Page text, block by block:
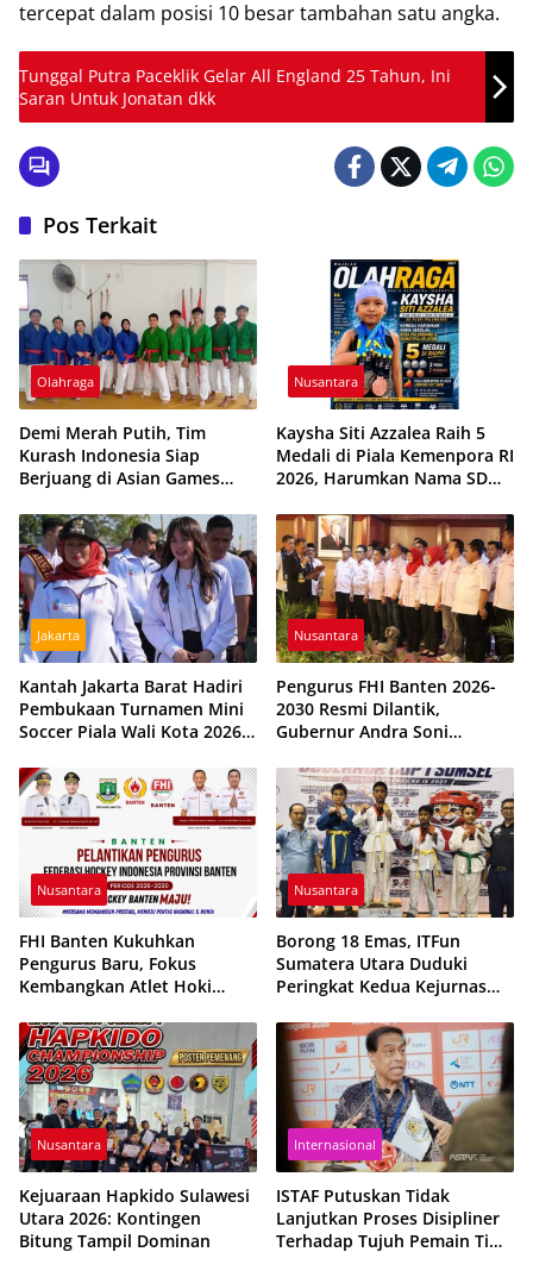
tercepat dalam posisi 10 besar tambahan satu angka.
Tunggal Putra Paceklik Gelar All England 25 Tahun, Ini
Saran Untuk Jonatan dkk
Pos Terkait
Olahraga
Demi Merah Putih, Tim
Kurash Indonesia Siap
Berjuang di Asian Games
Ketidakpastian
Nusantara
Kaysha Siti Azzalea Raih 5
Medali di Piala Kemenpora RI
2026, Harumkan Nama SD
Jakarta
Kantah Jakarta Barat Hadiri
Pembukaan Turnamen Mini
Soccer Piala Wali Kota 2026,
Kebersamaan Pemuda
Nusantara
Pengurus FHI Banten 2026-
2030 Resmi Dilantik,
Gubernur Andra Soni
Nusantara
FHI Banten Kukuhkan
Pengurus Baru, Fokus
Kembangkan Atlet Hoki
Nusantara
Borong 18 Emas, ITFun
Sumatera Utara Duduki
Peringkat Kedua Kejurnas
Nusantara
Kejuaraan Hapkido Sulawesi
Utara 2026: Kontingen
Bitung Tampil Dominan
Internasional
ISTAF Putuskan Tidak
Lanjutkan Proses Disipliner
Terhadap Tujuh Pemain Tim